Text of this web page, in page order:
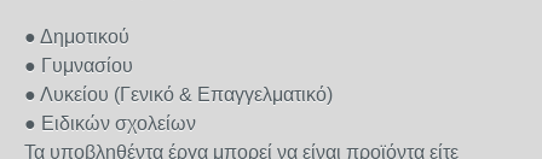
● Δημοτικού
● Γυμνασίου
● Λυκείου (Γενικό & Επαγγελματικό)
● Ειδικών σχολείων
Τα υποβληθέντα έργα μπορεί να είναι προϊόντα είτε